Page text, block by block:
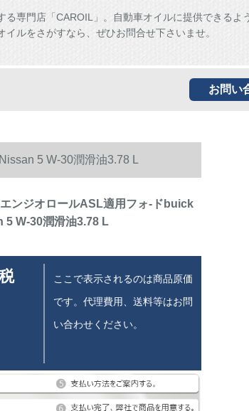
る専門店「CAROIL」。自動車オイルに提供できるよ
ルをさがすなら、ぜひお問合せ下さいませ。
お問い
5 W-30潤滑油3.78 L
ンジオロールASL適用フォ-ドbuick
5 W-30潤滑油3.78 L
ここで表示されるのは商品原価
です。代理費用、送料等はお問
い合わせください。